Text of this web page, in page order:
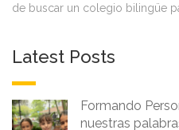
de buscar un colegio bilingüe
Latest Posts
Formando
nuestras